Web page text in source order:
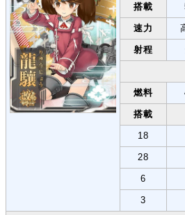
搭載
速力
射程
燃料
搭載
18
28
6
3